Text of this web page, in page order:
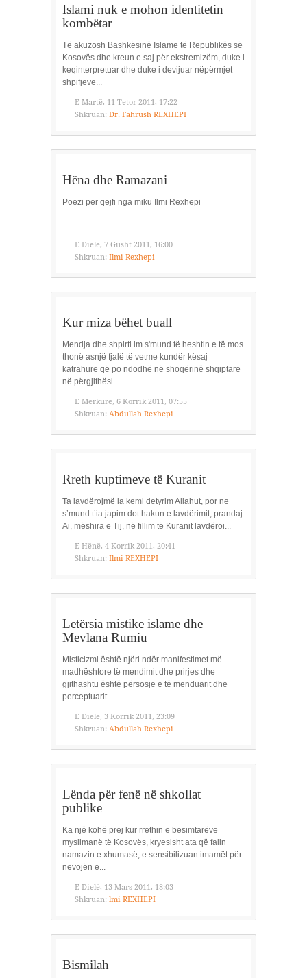
Islami nuk e mohon identitetin
kombëtar
Të akuzosh Bashkësinë Islame të Republikës së
Kosovës dhe kreun e saj për ekstremizëm, duke i
keqinterpretuar dhe duke i devijuar nëpërmjet
shpifjeve...
E Martë, 11 Tetor 2011, 17:22
Shkruan: Dr. Fahrush REXHEPI
Hëna dhe Ramazani
Poezi per qejfi nga miku Ilmi Rexhepi
E Dielë, 7 Gusht 2011, 16:00
Shkruan: Ilmi Rexhepi
Kur miza bëhet buall
Mendja dhe shpirti im s'mund të heshtin e të mos
thonë asnjë fjalë të vetme kundër kësaj
katrahure që po ndodhë në shoqërinë shqiptare
në përgjithësi...
E Mërkurë, 6 Korrik 2011, 07:55
Shkruan: Abdullah Rexhepi
Rreth kuptimeve të Kuranit
Ta lavdërojmë ia kemi detyrim Allahut, por ne
s’mund t’ia japim dot hakun e lavdërimit, prandaj
Ai, mëshira e Tij, në fillim të Kuranit lavdëroi...
E Hënë, 4 Korrik 2011, 20:41
Shkruan: Ilmi REXHEPI
Letërsia mistike islame dhe
Mevlana Rumiu
Misticizmi është njëri ndër manifestimet më
madhështore të mendimit dhe prirjes dhe
gjithashtu është përsosje e të menduarit dhe
perceptuarit...
E Dielë, 3 Korrik 2011, 23:09
Shkruan: Abdullah Rexhepi
Lënda për fenë në shkollat
publike
Ka një kohë prej kur rrethin e besimtarëve
myslimanë të Kosovës, kryesisht ata që falin
namazin e xhumasë, e sensibilizuan imamët për
nevojën e...
E Dielë, 13 Mars 2011, 18:03
Shkruan: lmi REXHEPI
Bismilah